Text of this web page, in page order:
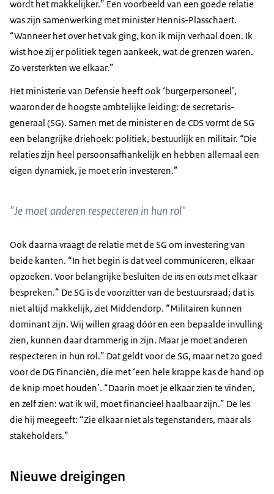
wordt het makkelijker.” Een voorbeeld van een goede relatie
was zijn samenwerking met minister Hennis-Plasschaert.
“Wanneer het over het vak ging, kon ik mijn verhaal doen. Ik
wist hoe zij er politiek tegen aankeek, wat de grenzen waren.
Zo versterkten we elkaar.”
Het ministerie van Defensie heeft ook ‘burgerpersoneel’,
waaronder de hoogste ambtelijke leiding: de secretaris-
generaal (SG). Samen met de minister en de CDS vormt de SG
een belangrijke driehoek: politiek, bestuurlijk en militair. “Die
relaties zijn heel persoonsafhankelijk en hebben allemaal een
eigen dynamiek, je moet erin investeren.”
"Je moet anderen respecteren in hun rol"
Ook daarna vraagt de relatie met de SG om investering van
beide kanten. “In het begin is dat veel communiceren, elkaar
opzoeken. Voor belangrijke besluiten de insen outs met elkaar
bespreken.” De SG is de voorzitter van de bestuursraad; dat is
niet altijd makkelijk, ziet Middendorp. “Militairen kunnen
dominant zijn. Wij willen graag dóór en een bepaalde invulling
zien, kunnen daar drammerig in zijn. Maar je moet anderen
respecteren in hun rol.” Dat geldt voor de SG, maar net zo goed
voor de DG Financiën, die met ‘een hele krappe kas de hand op
de knip moet houden’. “Daarin moet je elkaar zien te vinden,
en zelf zien: wat ik wil, moet financieel haalbaar zijn.” De les
die hij meegeeft: “Zie elkaar niet als tegenstanders, maar als
stakeholders.”
Nieuwe dreigingen